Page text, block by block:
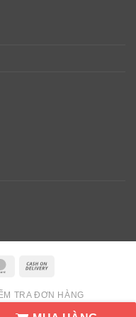
MasterCard
Delivery
TRA ĐƠN HÀNG
VN